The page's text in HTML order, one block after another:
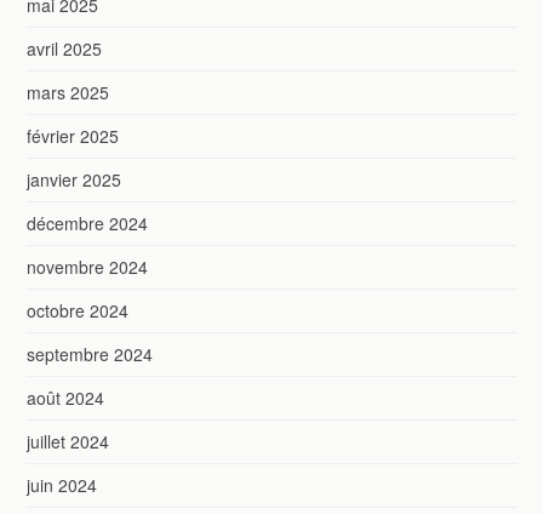
avril 2025
mars 2025
février 2025
janvier 2025
décembre 2024
novembre 2024
octobre 2024
septembre 2024
août 2024
juillet 2024
juin 2024